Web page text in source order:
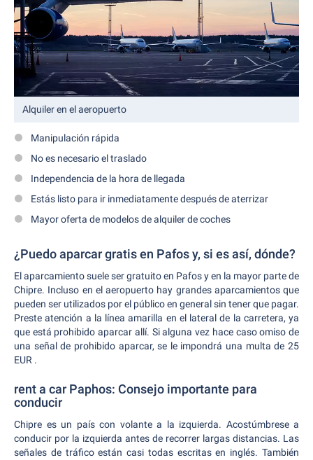
Alquiler en el aeropuerto
Manipulación rápida
No es necesario el traslado
Independencia de la hora de llegada
Estás listo para ir inmediatamente después de aterrizar
Mayor oferta de modelos de alquiler de coches
¿Puedo aparcar gratis en Pafos y, si es así, dónde?
El aparcamiento suele ser gratuito en Pafos y en la mayor parte de
Chipre. Incluso en el aeropuerto hay grandes aparcamientos que
pueden ser utilizados por el público en general sin tener que pagar.
Preste atención a la línea amarilla en el lateral de la carretera, ya
que está prohibido aparcar allí. Si alguna vez hace caso omiso de
una señal de prohibido aparcar, se le impondrá una multa de 25
EUR .
rent a car Paphos: Consejo importante para
conducir
Chipre es un país con volante a la izquierda. Acostúmbrese a
conducir por la izquierda antes de recorrer largas distancias. Las
señales de tráfico están casi todas escritas en inglés. También